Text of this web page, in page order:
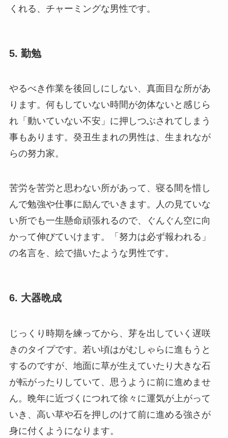
くれる、チャーミングな男性です。
5. 勤勉
やるべき作業を後回しにしない、真面目な所があ
ります。何もしていない時間が勿体ないと感じら
れ「動いていない不安」に押しつぶされてしまう
事もあります。癸丑生まれの男性は、生まれなが
らの努力家。
苦労を苦労と思わない所があって、寝る間を惜し
んで勉強や仕事に励んでいきます。人の見ていな
い所でも一生懸命頑張れるので、ぐんぐん空に向
かって伸びていけます。「努力は必ず報われる」
の名言を、絵で描いたような男性です。
6. 大器晩成
じっくり時期を練ってから、芽を出していく遅咲
きのタイプです。若い頃はがむしゃらに進もうと
するのですが、地面に草が生えていたり大きな石
が転がったりしていて、思うように前に進めませ
ん。晩年に近づくにつれて徐々に運気が上がって
いき、高い草や石を押しのけて前に進める強さが
身に付くようになります。